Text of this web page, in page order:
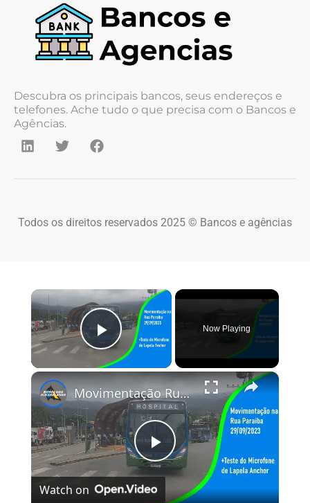
Descubra os principais bancos, seus endereços e
telefones. Ache tudo o que precisa com o Bancos e
Agências.
Todos os direitos reservados 2025 © Bancos e agências
×
Play Video
Now Playing
×
Play Video
Movimentação Rua Paraiba dia 29/09/2023 + Teste Microfone de Lapela Anchor
Watch on